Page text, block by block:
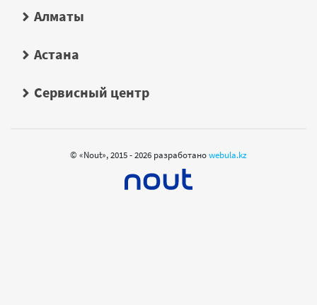
Алматы
Астана
Сервисный центр
© «Nout», 2015 - 2026 разработаноwebula.kz